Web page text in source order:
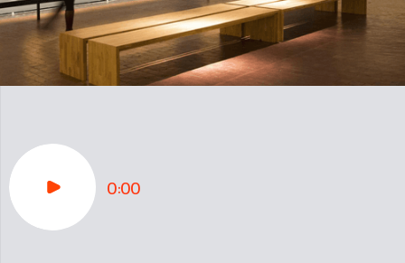
0:00